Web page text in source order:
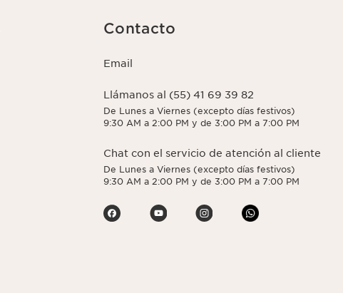
Contacto
Email
Llámanos al (55) 41 69 39 82
De Lunes a Viernes (excepto días festivos)
9:30 AM a 2:00 PM y de 3:00 PM a 7:00 PM
Chat con el servicio de atención al cliente
De Lunes a Viernes (excepto días festivos)
9:30 AM a 2:00 PM y de 3:00 PM a 7:00 PM